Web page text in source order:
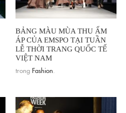
BẢNG MÀU MÙA THU ẤM
ÁP CỦA EMSPO TẠI TUẦN
LỄ THỜI TRANG QUỐC TẾ
VIỆT NAM
trong Fashion